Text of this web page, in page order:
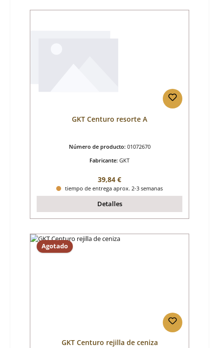
GKT Centuro resorte A
Número de producto: 01072670
Fabricante: GKT
Precio normal:
39,84 €
tiempo de entrega aprox. 2-3 semanas
Detalles
Agotado
GKT Centuro rejilla de ceniza